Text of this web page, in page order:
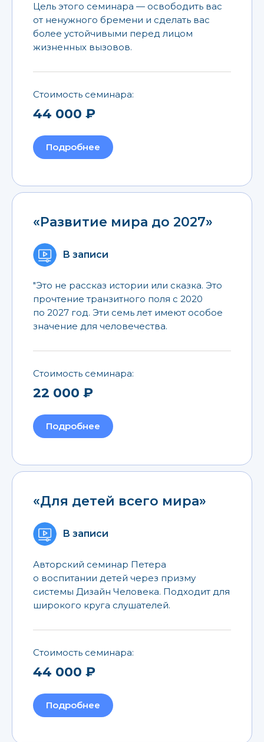
Цель этого семинара — освободить вас
от ненужного бремени и сделать вас
более устойчивыми перед лицом
жизненных вызовов.
Стоимость семинара:
44 000 ₽
Подробнее
«Развитие мира до 2027»
В записи
"Это не рассказ истории или сказка. Это
прочтение транзитного поля с 2020
по 2027 год. Эти семь лет имеют особое
значение для человечества.
Стоимость семинара:
22 000 ₽
Подробнее
«Для детей всего мира»
В записи
Авторский семинар Петера
о воспитании детей через призму
системы Дизайн Человека. Подходит для
широкого круга слушателей.
Стоимость семинара:
44 000 ₽
Подробнее